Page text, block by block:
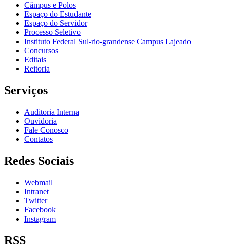
Câmpus e Polos
Espaço do Estudante
Espaço do Servidor
Processo Seletivo
Instituto Federal Sul-rio-grandense Campus Lajeado
Concursos
Editais
Reitoria
Serviços
Auditoria Interna
Ouvidoria
Fale Conosco
Contatos
Redes Sociais
Webmail
Intranet
Twitter
Facebook
Instagram
RSS